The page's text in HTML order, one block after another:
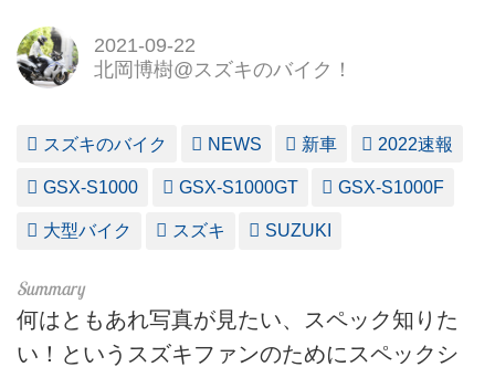
2021-09-22
北岡博樹@スズキのバイク！
スズキのバイク NEWS 新車 2022速報
GSX-S1000 GSX-S1000GT GSX-S1000F
大型バイク スズキ SUZUKI
何はともあれ写真が見たい、スペック知りた
い！というスズキファンのためにスペックシ